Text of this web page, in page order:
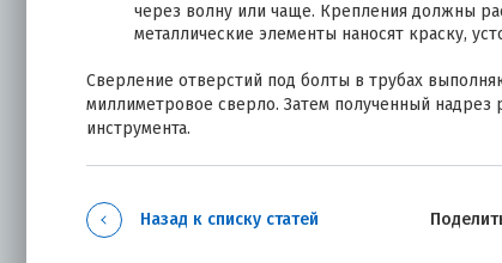
через волну или чаще. Крепления должны
металлические элементы наносят краску,
Сверление отверстий под болты в трубах
миллиметровое сверло. Затем полученный
инструмента.
Назад к списку статей